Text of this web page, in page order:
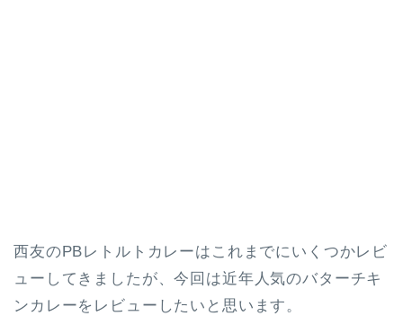
西友のPBレトルトカレーはこれまでにいくつかレビ
ューしてきましたが、今回は近年人気のバターチキ
ンカレーをレビューしたいと思います。